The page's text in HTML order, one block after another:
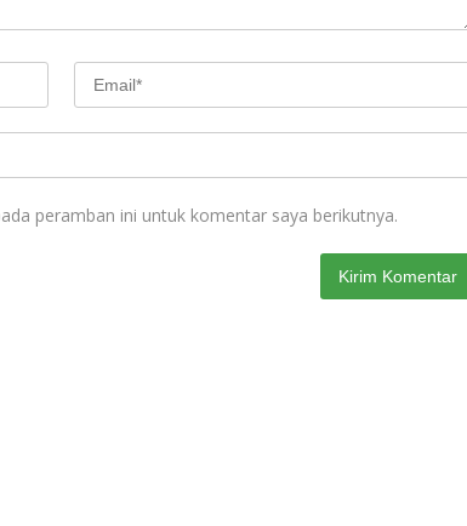
peramban ini untuk komentar saya berikutnya.